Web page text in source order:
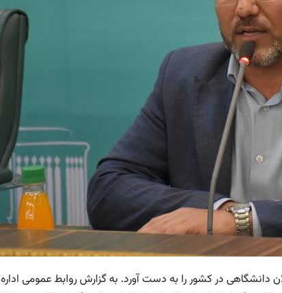
دانشگاهی در کشور را به دست آورد. به گزارش روابط عمومی اداره